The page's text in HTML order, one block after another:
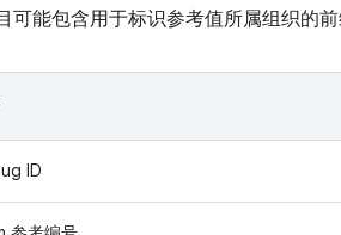
可能包含用于标识参考值所属组织的
ID